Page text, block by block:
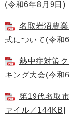
(令和6年8月9日)
名取岩沼農
式について(令和
熱中症対策
キング大会(令和
第19代名取
ァイル／144KB]